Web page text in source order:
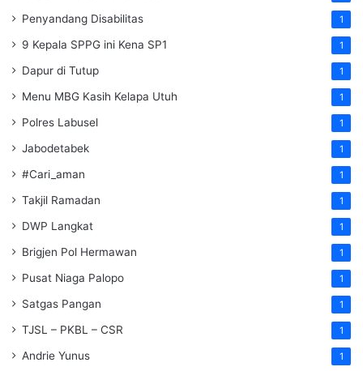
Penyandang Disabilitas 1
9 Kepala SPPG ini Kena SP1 1
Dapur di Tutup 1
Menu MBG Kasih Kelapa Utuh 1
Polres Labusel 1
Jabodetabek 1
#Cari_aman 1
Takjil Ramadan 1
DWP Langkat 1
Brigjen Pol Hermawan 1
Pusat Niaga Palopo 1
Satgas Pangan 1
TJSL – PKBL – CSR 1
Andrie Yunus 1